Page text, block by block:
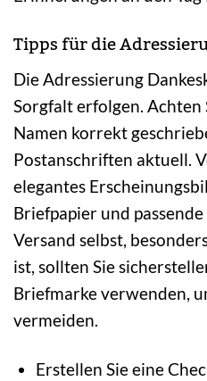
Tipps für die
Die Adressierung
Sorgfalt erfolgen. Achten
Namen korrekt
Postanschriften aktuell.
elegantes
Briefpapier und
Versand selbst,
ist, sollten Sie
Briefmarke verwenden,
vermeiden.
Erstellen Sie eine